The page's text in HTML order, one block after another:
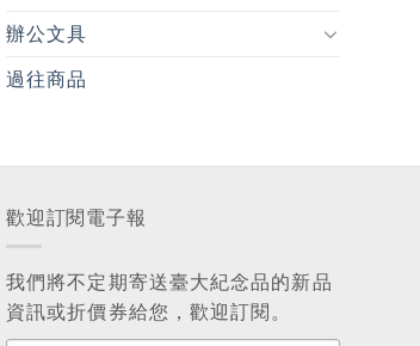
辦公文具
過往商品
歡迎訂閱電子報
我們將不定期寄送臺大紀念品的新品
資訊或折價券給您，歡迎訂閱。